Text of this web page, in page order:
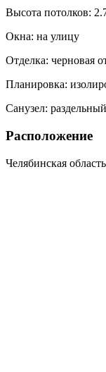
Высота потолков:
Окна: на улицу
Отделка: черновая
Планировка:
Санузел: раздельный
Расположение
Челябинская